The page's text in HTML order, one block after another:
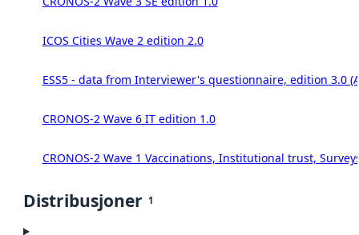
ICOS Cities Wave 2 edition 2.0
ESS5 - data from Interviewer's questionnaire, edition 3.0
CRONOS-2 Wave 6 IT edition 1.0
CRONOS-2 Wave 1 Vaccinations, Institutional trust,
Distribusjoner 1